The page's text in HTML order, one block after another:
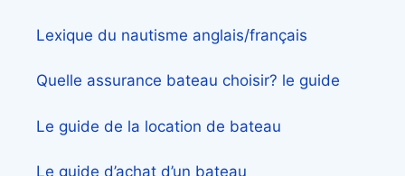
Lexique du nautisme anglais/français
Quelle assurance bateau choisir? le guide
Le guide de la location de bateau
Le guide d’achat d’un bateau